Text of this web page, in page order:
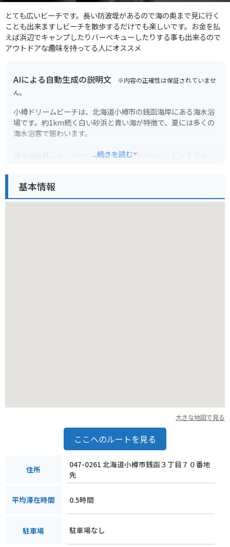
とても広いビーチです。長い防波堤があるので海の奥まで見に行く
ことも出来ますしビーチを散歩するだけでも楽しいです。お金を払
えば浜辺でキャンプしたりバーベキューしたりする事も出来るので
アウトドアな趣味を持ってる人にオススメ
AIによる自動生成の説明文 ※内容の正確性は保証されていませ
ん。
小樽ドリームビーチは、北海道小樽市の銭函海岸にある海水浴
場です。約1km続く白い砂浜と青い海が特徴で、夏には多くの
海水浴客で賑わいます。
海水浴以外にも、バーベキューやビーチバレー、ビーチサッカ
ンガローでの宿泊も可能です。
...続きを読む
基本情報
大きな地図で見る
ここへのルートを見る
住所
047-0261 北海道小樽市銭函３丁目７０番地
先
平均滞在時間 0.5時間
駐車場 駐車場なし